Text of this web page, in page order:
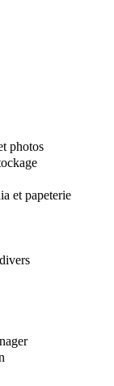
photos
et papeterie